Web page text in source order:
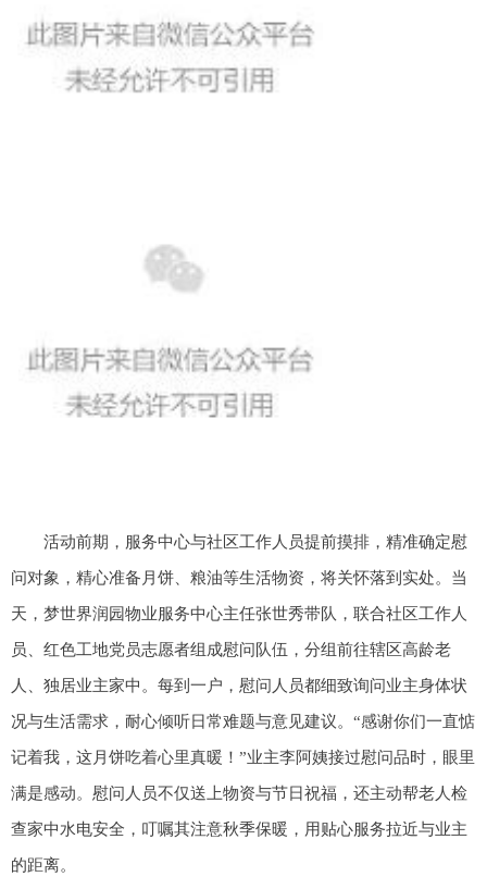
活动前期，服务中心与社区工作人员提前摸排，精准确定慰
问对象，精心准备月饼、粮油等生活物资，将关怀落到实处。当
天，梦世界润园物业服务中心主任张世秀带队，联合社区工作人
员、红色工地党员志愿者组成慰问队伍，分组前往辖区高龄老
人、独居业主家中。每到一户，慰问人员都细致询问业主身体状
况与生活需求，耐心倾听日常难题与意见建议。“感谢你们一直惦
记着我，这月饼吃着心里真暖！”业主李阿姨接过慰问品时，眼里
满是感动。慰问人员不仅送上物资与节日祝福，还主动帮老人检
查家中水电安全，叮嘱其注意秋季保暖，用贴心服务拉近与业主
的距离。